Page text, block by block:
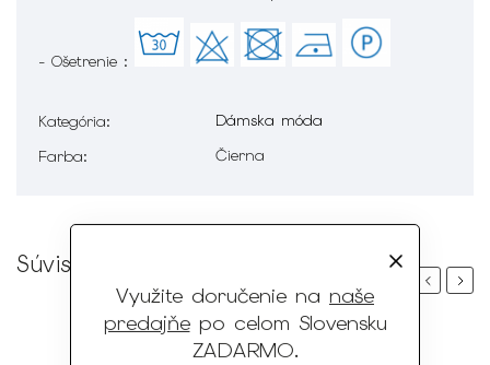
Využite doručenie na naše
predajňepo celom Slovensku
ZADARMO.
- Ošetrenie :
Kategória:
Dámska móda
Farba: Čierna
Súvisiaci tovar
PreviousNext